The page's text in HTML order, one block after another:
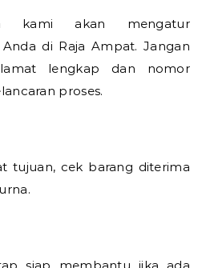
kami akan mengatur
di Raja Ampat. Jangan
lengkap dan nomor
proses.
tujuan, cek barang diterima